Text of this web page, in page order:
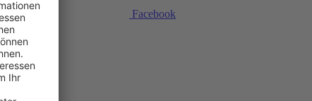
Facebook